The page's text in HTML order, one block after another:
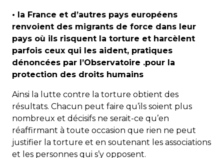
• la France et d’autres pays européens
renvoient des migrants de force dans leur
pays où ils risquent la torture et harcèlent
parfois ceux qui les aident, pratiques
dénoncées par l’Observatoire .pour la
protection des droits humains
Ainsi la lutte contre la torture obtient des
résultats. Chacun peut faire qu’ils soient plus
nombreux et décisifs ne serait-ce qu’en
réaffirmant à toute occasion que rien ne peut
justifier la torture et en soutenant les associations
et les personnes qui s’y opposent.